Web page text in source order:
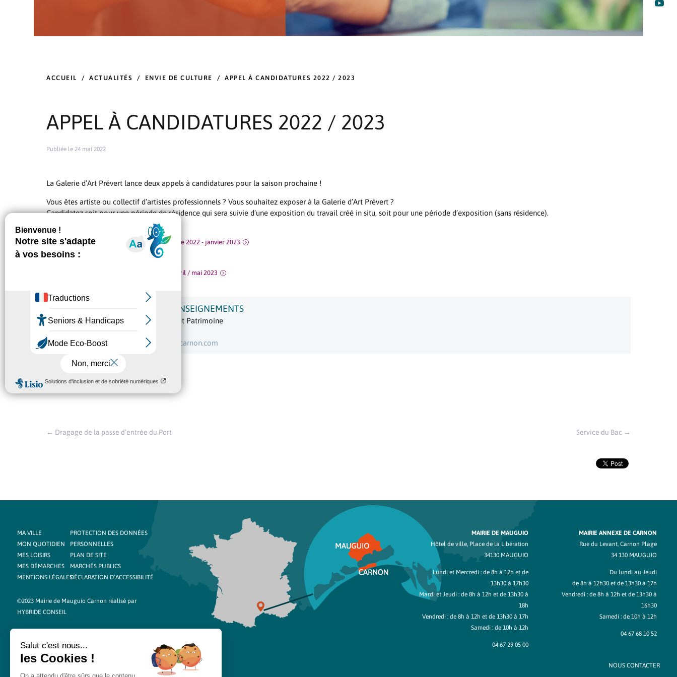

ACCUEIL / ACTUALITÉS / ENVIE DE CULTURE / APPEL À CANDIDATURES 2022 / 2023
APPEL À CANDIDATURES 2022 / 2023
Publiée le 24 mai 2022
La Galerie d’Art Prévert lance deux appels à candidatures pour la saison prochaine !
Vous êtes artiste ou collectif d’artistes professionnels ? Vous souhaitez exposer à la Galerie d’Art Prévert ?
Candidatez soit pour une période de résidence qui sera suivie d’une exposition du travail créé in situ, soit pour une période d’exposition (sans résidence).
Appel à projet : Résidence / Exposition . octobre 2022 - janvier 2023
Appel à projet : Exposition . Fevrier / mars - avril / mai 2023

INFORMATIONS ET RENSEIGNEMENTS
Service Culture, Traditions et Patrimoine
E-mail :
culture@mauguio-carnon.com
← Dragage de la passe d’entrée du Port Service du Bac →
MA VILLE
MON QUOTIDIEN
MES LOISIRS
MES DÉMARCHES
MENTIONS LÉGALES
©2023 Mairie de Mauguio Carnon réalisé par
HYBRIDE CONSEIL
PROTECTION DES DONNÉES
PERSONNELLES
PLAN DE SITE
MARCHÉS PUBLICS
DÉCLARATION D’ACCESSIBILITÉ
MAIRIE DE MAUGUIO
Hôtel de ville, Place de la Libération
34130 MAUGUIO
Lundi et Mercredi : de 8h à 12h et de
13h30 à 17h30
Mardi et Jeudi : de 8h à 12h et de 13h30 à
18h
Vendredi : de 8h à 12h et de 13h30 à 17h
Samedi : de 10h à 12h
04 67 29 05 00
MAIRIE ANNEXE DE CARNON
Rue du Levant, Carnon Plage
34 130 MAUGUIO
Du lundi au Jeudi
de 8h à 12h30 et de 13h30 à 17h
Vendredi : de 8h à 12h et de 13h30 à
16h30
Samedi : de 10h à 12h
04 67 68 10 52
NOUS CONTACTER
Salut c'est nous...
les Cookies !